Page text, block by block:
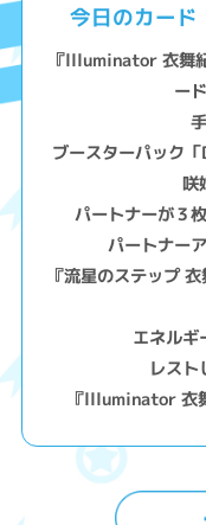
今日のカード
『llluminator 衣舞
ー
ブースターパック
咲
パートナーが３
パートナー
『流星のステップ
エネルギ
レスト
『llluminator 衣